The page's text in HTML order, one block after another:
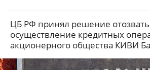
ЦБ РФ принял решение
осуществление кредитных
акционерного общества КИВИ